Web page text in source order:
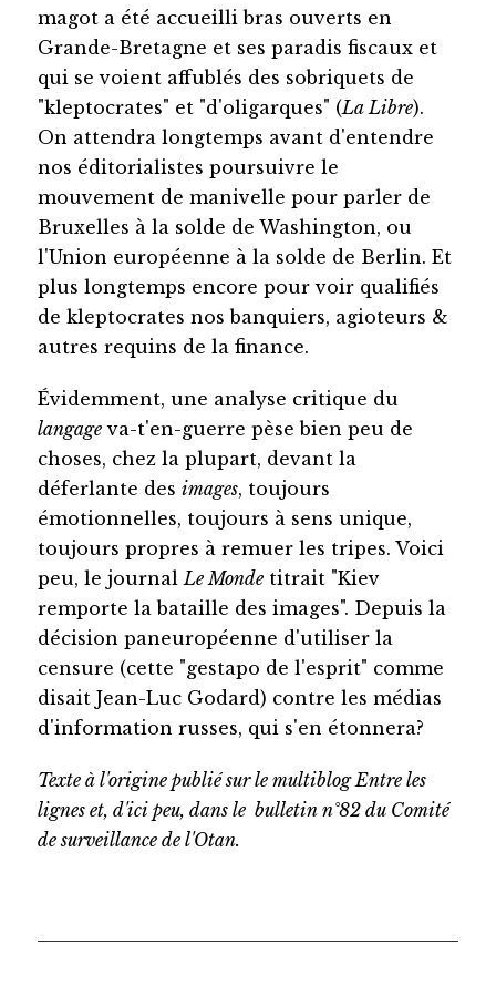
magot a été accueilli bras ouverts en
Grande-Bretagne et ses paradis fiscaux et
qui se voient affublés des sobriquets de
"kleptocrates" et "d'oligarques" (La Libre).
On attendra longtemps avant d'entendre
nos éditorialistes poursuivre le
mouvement de manivelle pour parler de
Bruxelles à la solde de Washington, ou
l'Union européenne à la solde de Berlin. Et
plus longtemps encore pour voir qualifiés
de kleptocrates nos banquiers, agioteurs &
autres requins de la finance.
Évidemment, une analyse critique du
langageva-t'en-guerre pèse bien peu de
choses, chez la plupart, devant la
déferlante des images, toujours
émotionnelles, toujours à sens unique,
toujours propres à remuer les tripes. Voici
peu, le journal Le Mondetitrait "Kiev
remporte la bataille des images". Depuis la
décision paneuropéenne d'utiliser la
censure (cette "gestapo de l'esprit" comme
disait Jean-Luc Godard) contre les médias
d'information russes, qui s'en étonnera?
Texte à l'origine publié sur le multiblog Entre les
lignes et, d'ici peu, dans le bulletin n°82 du Comité
de surveillance de l'Otan.